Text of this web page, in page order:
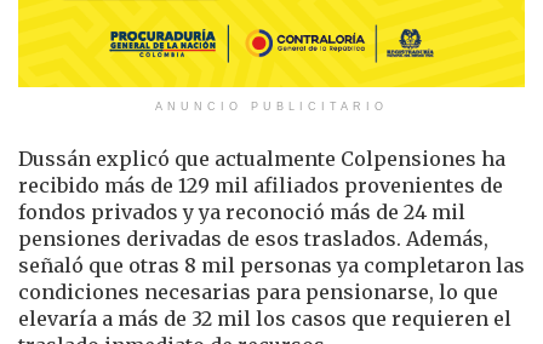
ANUNCIO PUBLICITARIO
Dussán explicó que actualmente Colpensiones ha
recibido más de 129 mil afiliados provenientes de
fondos privados y ya reconoció más de 24 mil
pensiones derivadas de esos traslados. Además,
señaló que otras 8 mil personas ya completaron las
condiciones necesarias para pensionarse, lo que
elevaría a más de 32 mil los casos que requieren el